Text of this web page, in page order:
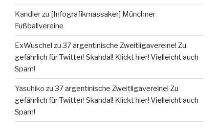
Kandlerzu [Infografikmassaker] Münchner
Fußballvereine
ExWuschel zu 37 argentinische Zweitligavereine! Zu
gefährlich für Twitter! Skandal! Klickt hier! Vielleicht auch
Spam!
Yasuhiko zu 37 argentinische Zweitligavereine! Zu
gefährlich für Twitter! Skandal! Klickt hier! Vielleicht auch
Spam!